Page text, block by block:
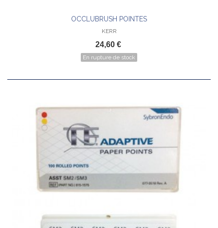
OCCLUBRUSH POINTES
KERR
24,60 €
En rupture de stock